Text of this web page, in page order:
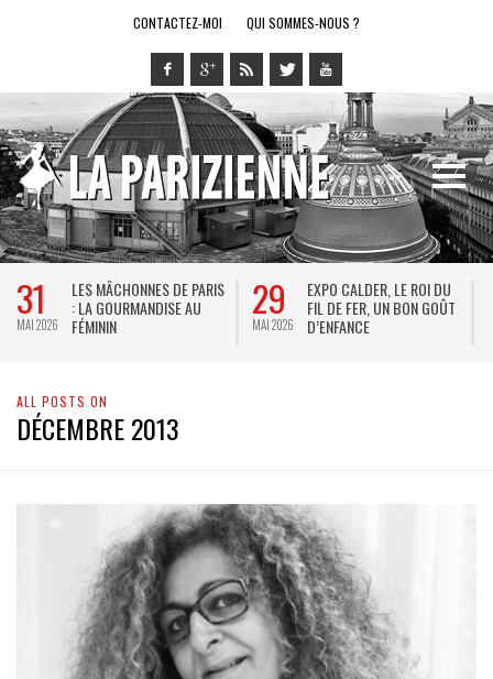
CONTACTEZ-MOI QUI SOMMES-NOUS ?
31
MAI 2026
LES MÂCHONNES DE PARIS
: LA GOURMANDISE AU
FÉMININ
29
MAI 2026
EXPO CALDER, LE ROI DU
FIL DE FER, UN BON GOÛT
D’ENFANCE
ALL POSTS ON
DÉCEMBRE 2013